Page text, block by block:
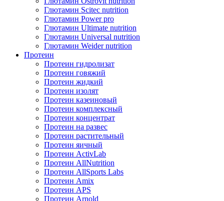
Глютамин Scitec nutrition
Глютамин Power pro
Глютамин Ultimate nutrition
Глютамин Universal nutrition
Глютамин Weider nutrition
Протеин
Протеин гидролизат
Протеин говяжий
Протеин жидкий
Протеин изолят
Протеин казеиновый
Протеин комплексный
Протеин концентрат
Протеин на развес
Протеин растительный
Протеин яичный
Протеин ActivLab
Протеин AllNutrition
Протеин AllSports Labs
Протеин Amix
Протеин APS
Протеин Arnold